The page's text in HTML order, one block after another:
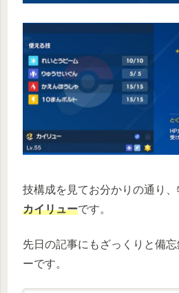
技構成を見てお分かりの通り、
カイリューです。
先日の記事にもざっくりと備
ーです。